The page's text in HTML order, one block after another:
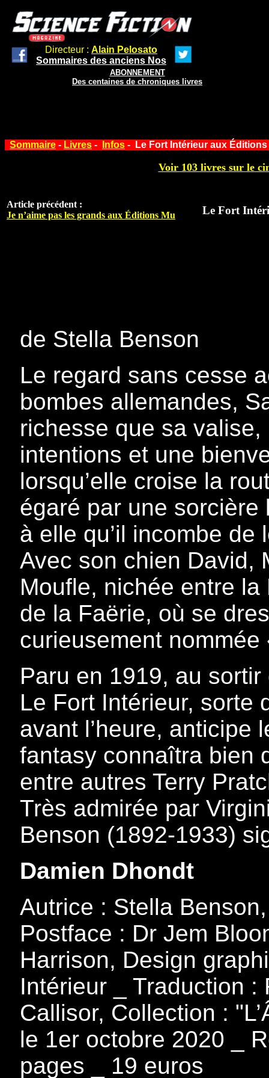
Directeur : Alain Pelosato
Sommaires des anciens Nos
ABONNEMENT
Des centaines de chroniques livres
Sommaire - Livres - Infos - Le Fort Intérieur aux
Voir 103 livres sur le
Article précédent :
Je n’aime pas les grands aux Éditions Mu
Le Fort
de Stella Benson
Le regard sans cesse
bombes allemandes,
richesse que sa
intentions et une
lorsqu’elle croise la
égaré par une sorcière
à elle qu’il incombe
Avec son chien David,
Moufle, nichée entre
de la Faërie, où se
curieusement
Paru en 1919, au
Le Fort Intérieur, sorte
avant l’heure, anticipe
fantasy connaîtra bien
entre autres Terry
Très admirée par
Benson (1892-1933)
Damien Dhondt
Autrice : Stella
Postface : Dr Jem
Harrison, Design
Intérieur _ Traduction
Callisor, Collection :
le 1er octobre 2020 _
pages _ 19 euros